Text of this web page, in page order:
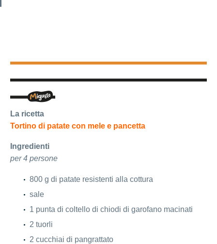
La ricetta
Tortino di patate con mele e pancetta
Ingredienti
per 4 persone
800 g di patate resistenti alla cottura
sale
1 punta di coltello di chiodi di garofano macinati
2 tuorli
2 cucchiai di pangrattato